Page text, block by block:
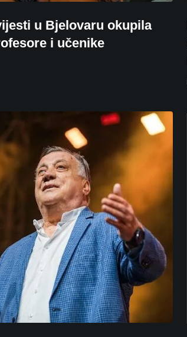
u Bjelovaru okupila
i učenike